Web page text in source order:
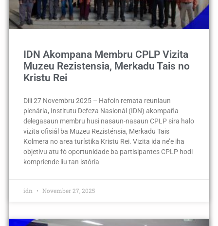
IDN Akompana Membru CPLP Vizita
Muzeu Rezistensia, Merkadu Tais no
Kristu Rei
Dili 27 Novembru 2025 – Hafoin remata reuniaun
plenária, Institutu Defeza Nasionál (IDN) akompaña
delegasaun membru husi nasaun-nasaun CPLP sira halo
vizita ofisiál ba Muzeu Rezisténsia, Merkadu Tais
Kolmera no area turístika Kristu Rei. Vizita ida ne’e iha
objetivu atu fó oportunidade ba partisipantes CPLP hodi
kompriende liu tan istória
idn November 27, 2025